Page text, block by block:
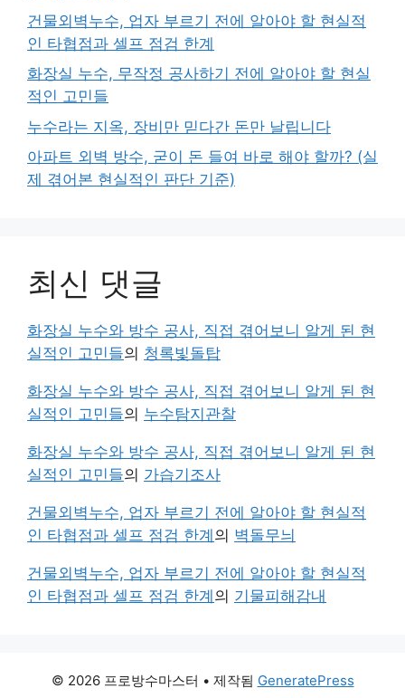
건물외벽누수, 업자 부르기 전에 알아야 할 현실적
인 타협점과 셀프 점검 한계
화장실 누수, 무작정 공사하기 전에 알아야 할 현실
적인 고민들
누수라는 지옥, 장비만 믿다간 돈만 날립니다
아파트 외벽 방수, 굳이 돈 들여 바로 해야 할까? (실
제 겪어본 현실적인 판단 기준)
최신 댓글
화장실 누수와 방수 공사, 직접 겪어보니 알게 된 현
실적인 고민들의 청록빛돌탑
화장실 누수와 방수 공사, 직접 겪어보니 알게 된 현
실적인 고민들의 누수탐지관찰
화장실 누수와 방수 공사, 직접 겪어보니 알게 된 현
실적인 고민들의 가습기조사
건물외벽누수, 업자 부르기 전에 알아야 할 현실적
인 타협점과 셀프 점검 한계 의 벽돌무늬
건물외벽누수, 업자 부르기 전에 알아야 할 현실적
인 타협점과 셀프 점검 한계 의 기물피해감내
© 2026 프로방수마스터 • 제작됨 GeneratePress